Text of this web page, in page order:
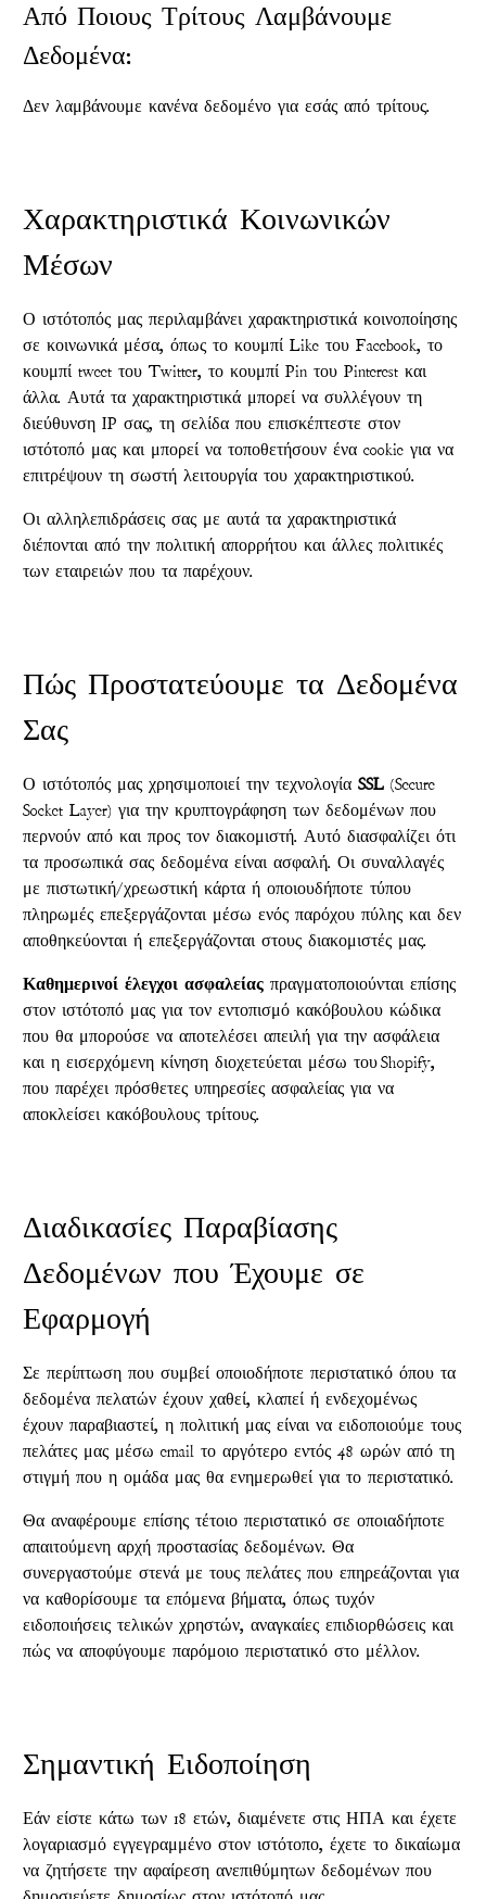
Από Ποιους Τρίτους Λαμβάνουμε
Δεδομένα:
Δεν λαμβάνουμε κανένα δεδομένο για εσάς από τρίτους.
Χαρακτηριστικά Κοινωνικών
Μέσων
Ο ιστότοπός μας περιλαμβάνει χαρακτηριστικά κοινοποίησης
σε κοινωνικά μέσα, όπως το κουμπί Like του Facebook, το
κουμπί tweet του Twitter, το κουμπί Pin του Pinterest και
άλλα. Αυτά τα χαρακτηριστικά μπορεί να συλλέγουν τη
διεύθυνση IP σας, τη σελίδα που επισκέπτεστε στον
ιστότοπό μας και μπορεί να τοποθετήσουν ένα cookie για να
επιτρέψουν τη σωστή λειτουργία του χαρακτηριστικού.
Οι αλληλεπιδράσεις σας με αυτά τα χαρακτηριστικά
διέπονται από την πολιτική απορρήτου και άλλες πολιτικές
των εταιρειών που τα παρέχουν.
Πώς Προστατεύουμε τα Δεδομένα
Σας
Ο ιστότοπός μας χρησιμοποιεί την τεχνολογίαSSL (Secure
Socket Layer) για την κρυπτογράφηση των δεδομένων που
περνούν από και προς τον διακομιστή. Αυτό διασφαλίζει ότι
τα προσωπικά σας δεδομένα είναι ασφαλή. Οι συναλλαγές
με πιστωτική/χρεωστική κάρτα ή οποιουδήποτε τύπου
πληρωμές επεξεργάζονται μέσω ενός παρόχου πύλης και δεν
αποθηκεύονται ή επεξεργάζονται στους διακομιστές μας.
Καθημερινοί έλεγχοι ασφαλείας πραγματοποιούνται επίσης
στον ιστότοπό μας για τον εντοπισμό κακόβουλου κώδικα
που θα μπορούσε να αποτελέσει απειλή για την ασφάλεια
και η εισερχόμενη κίνηση διοχετεύεται μέσω του Shopify,
που παρέχει πρόσθετες υπηρεσίες ασφαλείας για να
αποκλείσει κακόβουλους τρίτους.
Διαδικασίες Παραβίασης
Δεδομένων που Έχουμε σε
Εφαρμογή
Σε περίπτωση που συμβεί οποιοδήποτε περιστατικό όπου τα
δεδομένα πελατών έχουν χαθεί, κλαπεί ή ενδεχομένως
έχουν παραβιαστεί, η πολιτική μας είναι να ειδοποιούμε τους
πελάτες μας μέσω email το αργότερο εντός 48 ωρών από τη
στιγμή που η ομάδα μας θα ενημερωθεί για το περιστατικό.
Θα αναφέρουμε επίσης τέτοιο περιστατικό σε οποιαδήποτε
απαιτούμενη αρχή προστασίας δεδομένων. Θα
συνεργαστούμε στενά με τους πελάτες που επηρεάζονται για
να καθορίσουμε τα επόμενα βήματα, όπως τυχόν
ειδοποιήσεις τελικών χρηστών, αναγκαίες επιδιορθώσεις και
πώς να αποφύγουμε παρόμοιο περιστατικό στο μέλλον.
Σημαντική Ειδοποίηση
Εάν είστε κάτω των 18 ετών, διαμένετε στις ΗΠΑ και έχετε
λογαριασμό εγγεγραμμένο στον ιστότοπο, έχετε το δικαίωμα
να ζητήσετε την αφαίρεση ανεπιθύμητων δεδομένων που